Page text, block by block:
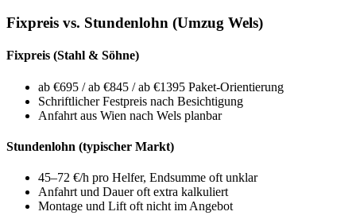
Fixpreis vs. Stundenlohn (Umzug Wels)
Fixpreis (Stahl & Söhne)
ab €695 / ab €845 / ab €1395 Paket-Orientierung
Schriftlicher Festpreis nach Besichtigung
Anfahrt aus Wien nach Wels planbar
Stundenlohn (typischer Markt)
45–72 €/h pro Helfer, Endsumme oft unklar
Anfahrt und Dauer oft extra kalkuliert
Montage und Lift oft nicht im Angebot